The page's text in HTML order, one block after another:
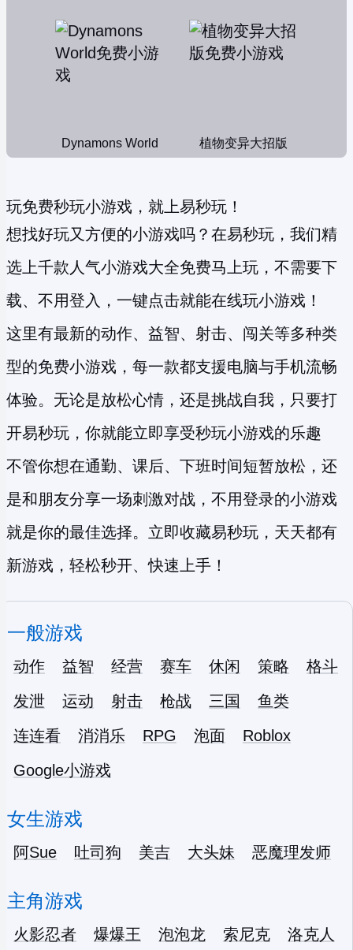
Dynamons World 植物变异大招版
玩免费秒玩小游戏，就上易秒玩！
想找好玩又方便的小游戏吗？在易秒玩，我们精
选上千款人气小游戏大全免费马上玩，不需要下
载、不用登入，一键点击就能在线玩小游戏！
这里有最新的动作、益智、射击、闯关等多种类
型的免费小游戏 ，每一款都支援电脑与手机流畅
体验。无论是放松心情，还是挑战自我，只要打
开易秒玩，你就能立即享受秒玩小游戏的乐趣
不管你想在通勤、课后、下班时间短暂放松，还
是和朋友分享一场刺激对战，不用登录的小游戏
就是你的最佳选择。立即收藏易秒玩，天天都有
新游戏，轻松秒开、快速上手！
一般游戏
动作 益智 经营 赛车 休闲 策略
格斗
发泄
运动 射击 枪战 三国
鱼类
连连看
消消乐 RPG 泡面
Roblox
Google小游戏
女生游戏
阿Sue 吐司狗 美吉 大头妹 恶魔理发师
主角游戏
火影忍者 爆爆王 泡泡龙 索尼克
洛克人